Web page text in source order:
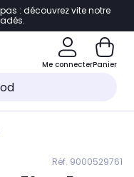
: découvrez vite notre
Me connecterPanier
Réf. 9000529761